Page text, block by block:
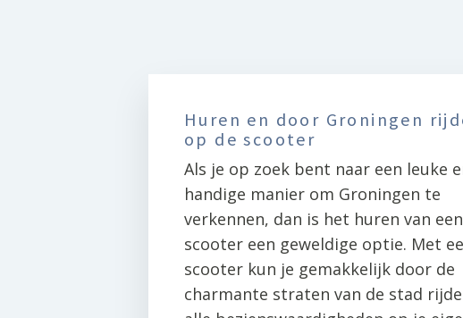
Huren en door Groningen
op de scooter
Als je op zoek bent naar een leuke
handige manier om Groningen te
verkennen, dan is het huren van een
scooter een geweldige optie. Met
scooter kun je gemakkelijk door de
charmante straten van de stad